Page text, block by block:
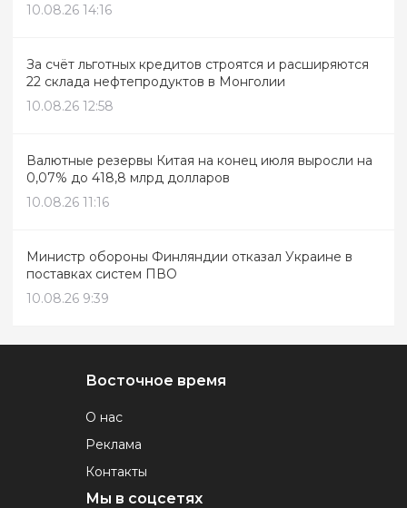
10.08.26 14:16
За счёт льготных кредитов строятся и расширяются
22 склада нефтепродуктов в Монголии
10.08.26 12:58
Валютные резервы Китая на конец июля выросли на
0,07% до 418,8 млрд долларов
10.08.26 11:16
Министр обороны Финляндии отказал Украине в
поставках систем ПВО
10.08.26 9:39
Восточное время
О нас
Реклама
Контакты
Мы в соцсетях